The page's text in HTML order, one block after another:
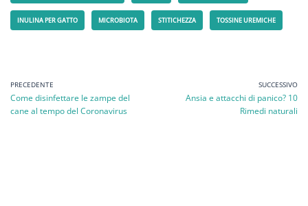
INULINA PER GATTO MICROBIOTA STITICHEZZA TOSSINE UREMICHE
PRECEDENTE
Come disinfettare le zampe del
cane al tempo del Coronavirus
SUCCESSIVO
Ansia e attacchi di panico? 10
Rimedi naturali